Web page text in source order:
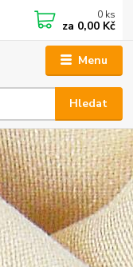
Menu
Hledat
0 ks
za 0,00 Kč